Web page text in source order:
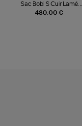
480,00 €
Sac Bobi S Cuir Lamé
Champagne